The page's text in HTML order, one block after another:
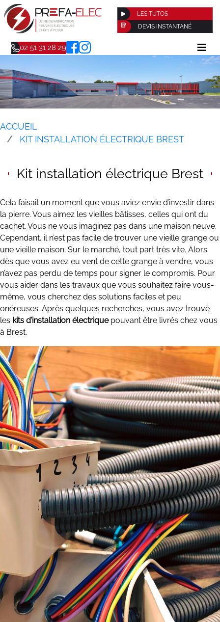
LES TUTOS
DEVIS INSTANTANÉ
02 51 31 28 29
ACCUEIL
KIT INSTALLATION ÉLECTRIQUE BREST
Kit installation électrique Brest
Cela faisait un moment que vous aviez envie d’investir dans
la pierre. Vous aimez les vieilles bâtisses, celles qui ont du
cachet. Vous ne vous imaginez pas dans une maison neuve.
Cependant, il n’est pas facile de trouver une vieille grange ou
une vieille maison. Sur le marché, tout part très vite. Alors
dès que vous avez eu vent de cette grange à vendre, vous
n’avez pas perdu de temps pour signer le compromis. Pour
vous aider dans les travaux que vous souhaitez faire vous-
même, vous cherchez des solutions faciles et peu
onéreuses. Après quelques recherches, vous avez trouvé
les kits d’installation électriquepouvant être livrés chez vous
à Brest.